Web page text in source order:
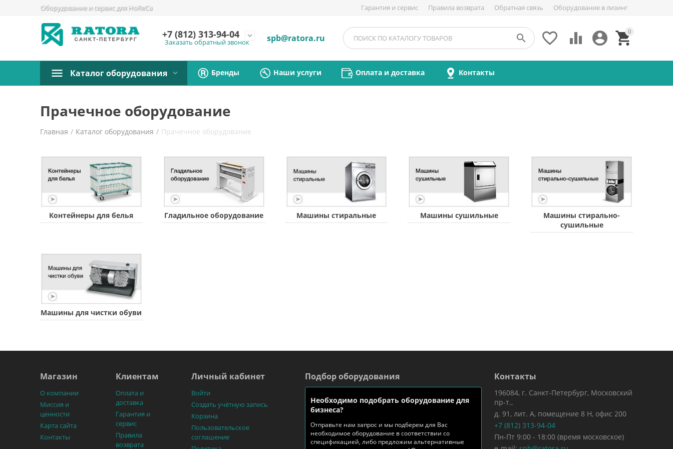
Оборудование и сервис для HoReCa Гарантия и сервис Правила возврата Обратная связь Оборудование в лизинг
+7 (812) 313-94-04 expand_more
Заказать обратный звонок spb@ratora.ru
0


 

Каталог оборудования Бренды Наши услуги Оплата и доставка Контакты
Прачечное оборудование
Главная / Каталог оборудования / Прачечное оборудование
Контейнеры для белья Гладильное оборудование Машины стиральные Машины сушильные
Машины стирально-
сушильные
Машины для чистки обуви
Магазин
О компании
Миссия и
ценности
Карта сайта
Контакты
Клиентам
Оплата и
доставка
Гарантия и
сервис
Правила
возврата
Личный кабинет
Войти
Создать учётную запись
Корзина
Пользовательское
соглашение
Подбор оборудования
Необходимо подобрать оборудование для
бизнеса?
Отправьте нам запрос и мы подберем для Вас
необходимое оборудование в соответствии со
спецификацией, либо предложим альтернативные
Контакты
196084, г. Санкт-Петербург, Московский
пр-т.,
д. 91, лит. А, помещение 8 Н, офис 200
+7 (812) 313-94-04
Пн-Пт 9:00 - 18:00 (время московское)